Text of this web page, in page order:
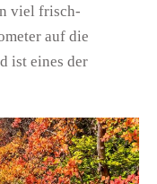
viel frisch-
auf die
ist eines der